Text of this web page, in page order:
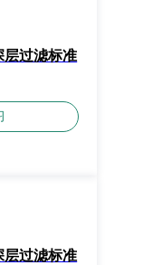
层过滤标准
层过滤标准